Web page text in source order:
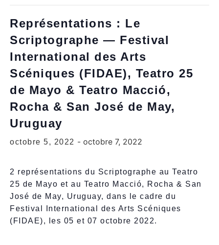
Représentations : Le
Scriptographe — Festival
International des Arts
Scéniques (FIDAE), Teatro 25
de Mayo & Teatro Macció,
Rocha & San José de May,
Uruguay
octobre 5, 2022 - octobre 7, 2022
2 représentations du Scriptographe au Teatro
25 de Mayo et au Teatro Macció, Rocha & San
José de May, Uruguay, dans le cadre du
Festival International des Arts Scéniques
(FIDAE), les 05 et 07 octobre 2022.